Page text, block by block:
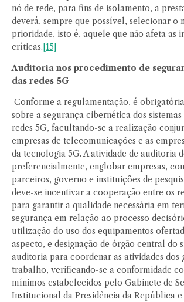
nó de rede, para fins de isolamento, a
deverá, sempre que possível, selecionar o
prioridade, isto é, aquele que não afeta as
críticas. [15]
Auditoria nos procedimento de
das redes 5G
Conforme a regulamentação, é
sobre a segurança cibernética dos
redes 5G, facultando-se a realização
empresas de telecomunicações e as
da tecnologia 5G. A atividade de auditoria
preferencialmente, englobar empresas,
parceiros, governo e instituições de
deve-se incentivar a cooperação entre os
para garantir a qualidade necessária em
segurança em relação ao processo
utilização do uso dos equipamentos
aspecto, e designação de órgão central do
auditoria para coordenar as atividades dos
trabalho, verificando-se a conformidade
mínimos estabelecidos pelo Gabinete de
Institucional da Presidência da República